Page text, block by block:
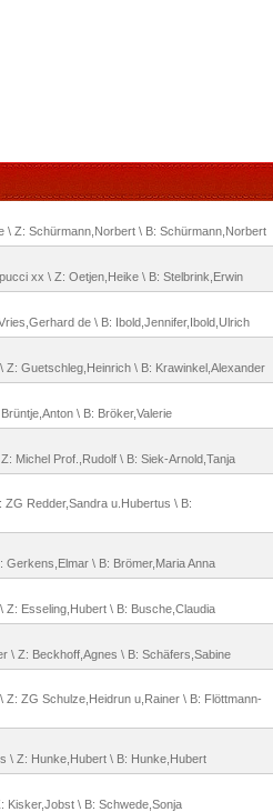
\ Z: Schürmann,Norbert \ B: Schürmann,Norbert
xx \ Z: Oetjen,Heike \ B: Stelbrink,Erwin
de \ B: Ibold,Jennifer,Ibold,Ulrich
Guetschleg,Heinrich \ B: Krawinkel,Alexander
\ B: Bröker,Valerie
Michel Prof.,Rudolf \ B: Siek-Arnold,Tanja
Redder,Sandra u.Hubertus \ B:
\ B: Brömer,Maria Anna
Z: Esseling,Hubert \ B: Busche,Claudia
\ Z: Beckhoff,Agnes \ B: Schäfers,Sabine
ZG Schulze,Heidrun u,Rainer \ B: Flöttmann-
\ Z: Hunke,Hubert \ B: Hunke,Hubert
Kisker,Jobst \ B: Schwede,Sonja